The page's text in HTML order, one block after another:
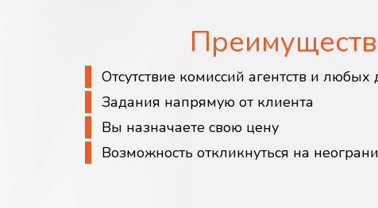
Отсутствие комиссий агентств и любых
Задания напрямую от клиента
Вы назначаете свою цену
Возможность откликнуться на